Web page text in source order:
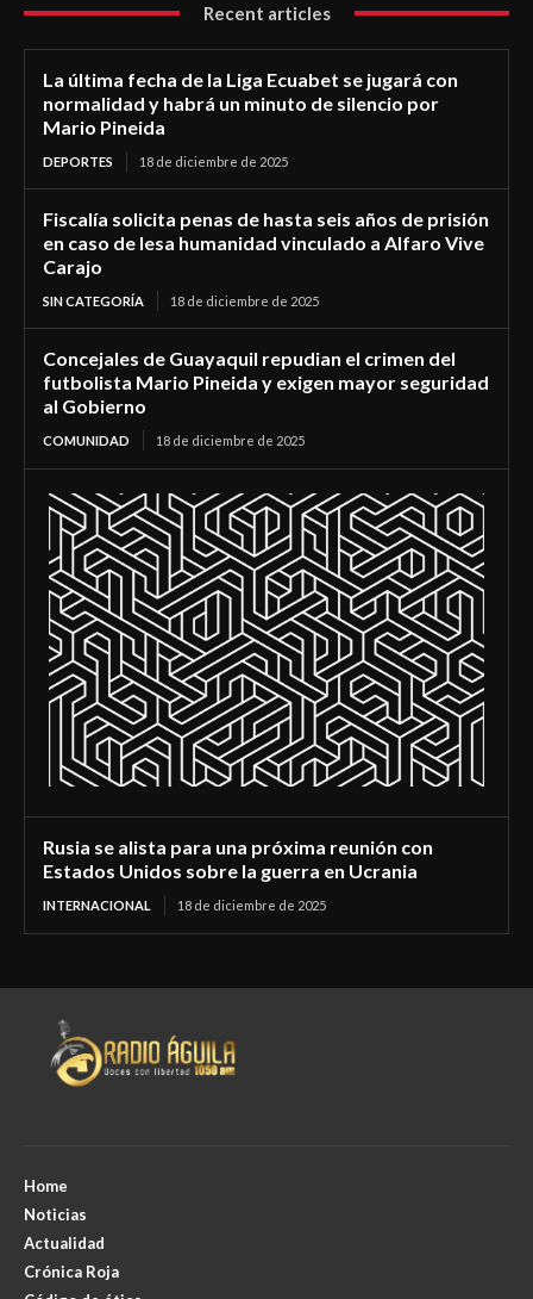
Recent articles
La última fecha de la Liga Ecuabet se jugará con
normalidad y habrá un minuto de silencio por
Mario Pineida
DEPORTES 18 de diciembre de 2025
Fiscalía solicita penas de hasta seis años de prisión
en caso de lesa humanidad vinculado a Alfaro Vive
Carajo
SIN CATEGORÍA 18 de diciembre de 2025
Concejales de Guayaquil repudian el crimen del
futbolista Mario Pineida y exigen mayor seguridad
al Gobierno
COMUNIDAD 18 de diciembre de 2025
Rusia se alista para una próxima reunión con
Estados Unidos sobre la guerra en Ucrania
INTERNACIONAL 18 de diciembre de 2025
Home
Noticias
Actualidad
Crónica Roja